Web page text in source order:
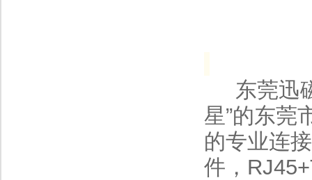
东莞迅
星”的东莞
的专业连
件，